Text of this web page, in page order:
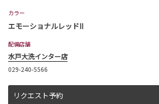
カラー
エモーショナルレッドII
配備店舗
水戸大洗インター店
029-240-5566
リクエスト予約